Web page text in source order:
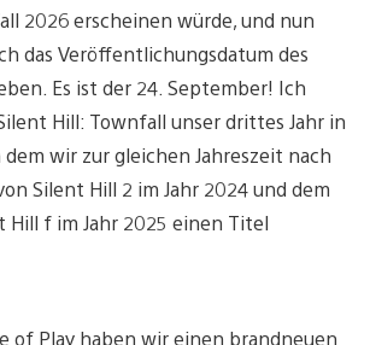
2026 erscheinen würde, und nun
das Veröffentlichungsdatum des
Es ist der 24. September! Ich
Hill: Townfall unser drittes Jahr in
wir zur gleichen Jahreszeit nach
Silent Hill 2 im Jahr 2024 und dem
Hill f im Jahr 2025 einen Titel
of Play haben wir einen brandneuen